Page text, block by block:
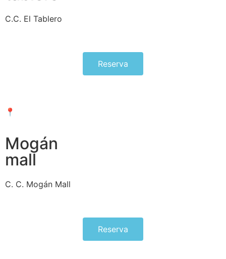
C.C. El Tablero
Reserva
📍
Mogán
mall
C. C. Mogán Mall
Reserva